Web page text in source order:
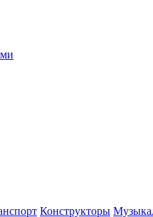
Конструкторы